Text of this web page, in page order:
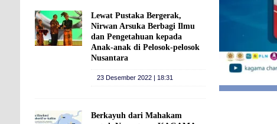
Lewat Pustaka Bergerak,
Nirwan Arsuka Berbagi Ilmu
dan Pengetahuan kepada
Anak-anak di Pelosok-pelosok
Nusantara
23 Desember 2022 | 18:31
Berkayuh dari Mahakam